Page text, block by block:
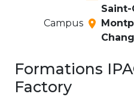
Campus
Saint-
Formations
Factory